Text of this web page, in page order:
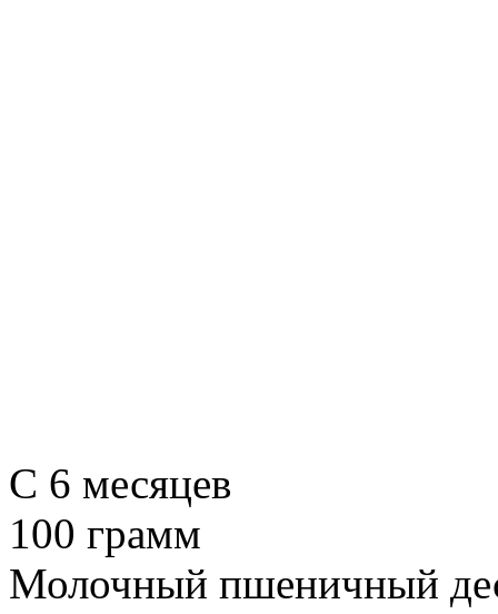
C 6 месяцев
100 грамм
Молочный пшеничный